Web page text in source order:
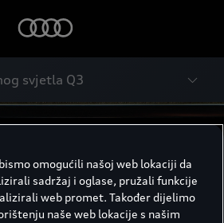
svjetla Q3
omogućili našoj web lokaciji da
sadržaj i oglase, pružali funkcije
web promet. Također dijelimo
naše web lokacije s našim